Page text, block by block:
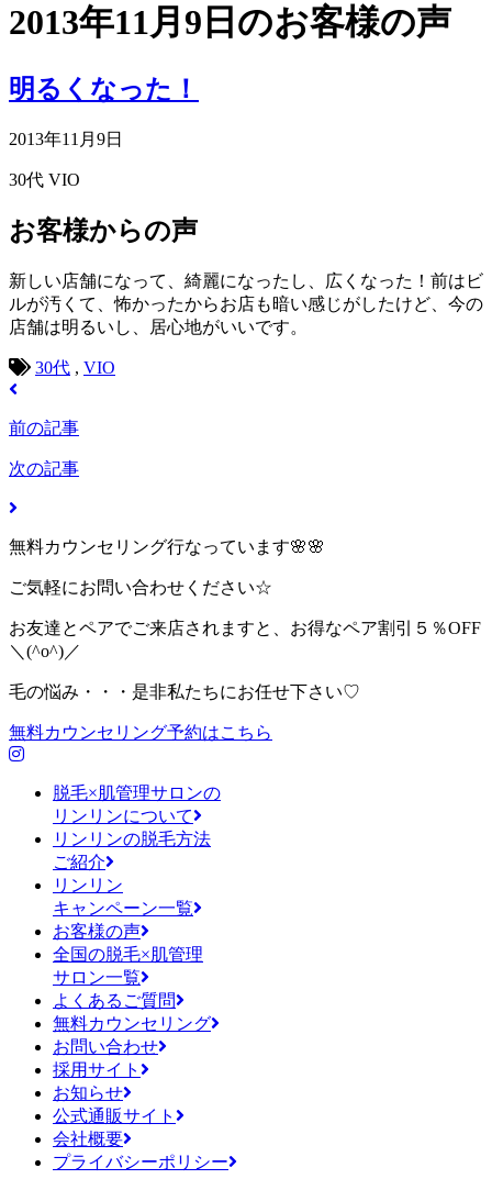
2013年11月9日のお客様の声
明るくなった！
2013年11月9日
30代 VIO
お客様からの声
新しい店舗になって、綺麗になったし、広くなった！前はビ
ルが汚くて、怖かったからお店も暗い感じがしたけど、今の
店舗は明るいし、居心地がいいです。
30代 , VIO
前の記事
次の記事
無料カウンセリング行なっています🌸🌸
ご気軽にお問い合わせください☆
お友達とペアでご来店されますと、お得なペア割引５％OFF
＼(^o^)／
毛の悩み・・・是非私たちにお任せ下さい♡
無料カウンセリング予約はこちら
脱毛×肌管理サロンの
リンリンについて
リンリンの脱毛方法
ご紹介
リンリン
キャンペーン一覧
お客様の声
全国の脱毛×肌管理
サロン一覧
よくあるご質問
無料カウンセリング
お問い合わせ
採用サイト
お知らせ
公式通販サイト
会社概要
プライバシーポリシー